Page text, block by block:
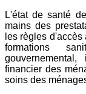
L'état de santé
mains des
les règles
formations
financier des
soins des